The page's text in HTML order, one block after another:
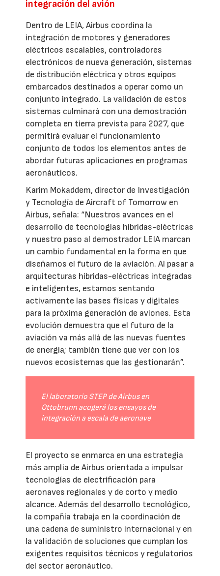
integración del avión
Dentro de LEIA, Airbus coordina la
integración de motores y generadores
eléctricos escalables, controladores
electrónicos de nueva generación, sistemas
de distribución eléctrica y otros equipos
embarcados destinados a operar como un
conjunto integrado. La validación de estos
sistemas culminará con una demostración
completa en tierra prevista para 2027, que
permitirá evaluar el funcionamiento
conjunto de todos los elementos antes de
abordar futuras aplicaciones en programas
aeronáuticos.
Karim Mokaddem, director de Investigación
y Tecnología de Aircraft of Tomorrow en
Airbus, señala: “Nuestros avances en el
desarrollo de tecnologías híbridas-eléctricas
y nuestro paso al demostrador LEIA marcan
un cambio fundamental en la forma en que
diseñamos el futuro de la aviación. Al pasar a
arquitecturas híbridas-eléctricas integradas
e inteligentes, estamos sentando
activamente las bases físicas y digitales
para la próxima generación de aviones. Esta
evolución demuestra que el futuro de la
aviación va más allá de las nuevas fuentes
de energía; también tiene que ver con los
nuevos ecosistemas que las gestionarán”.
El laboratorio STEP de Airbus en
Ottobrunn acogerá los ensayos de
integración a escala de aeronave
El proyecto se enmarca en una estrategia
más amplia de Airbus orientada a impulsar
tecnologías de electrificación para
aeronaves regionales y de corto y medio
alcance. Además del desarrollo tecnológico,
la compañía trabaja en la coordinación de
una cadena de suministro internacional y en
la validación de soluciones que cumplan los
exigentes requisitos técnicos y regulatorios
del sector aeronáutico.